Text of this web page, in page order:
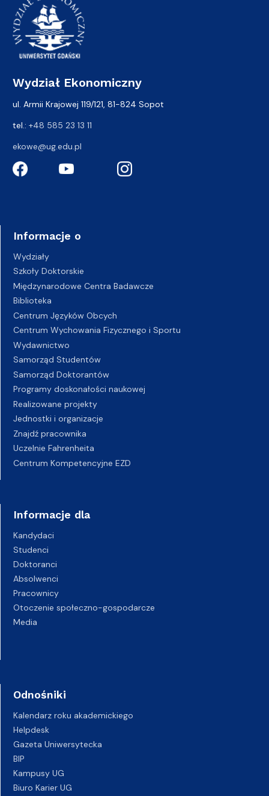
Wydział Ekonomiczny
ul. Armii Krajowej 119/121, 81-824 Sopot
tel.: +48 585 23 13 11
ekowe@ug.edu.pl
Informacje o
Wydziały
Szkoły Doktorskie
Międzynarodowe Centra Badawcze
Biblioteka
Centrum Języków Obcych
Centrum Wychowania Fizycznego i Sportu
Wydawnictwo
Samorząd Studentów
Samorząd Doktorantów
Programy doskonałości naukowej
Realizowane projekty
Jednostki i organizacje
Znajdź pracownika
Uczelnie Fahrenheita
Centrum Kompetencyjne EZD
Informacje dla
Kandydaci
Studenci
Doktoranci
Absolwenci
Pracownicy
Otoczenie społeczno-gospodarcze
Media
Odnośniki
Kalendarz roku akademickiego
Helpdesk
Gazeta Uniwersytecka
BIP
Kampusy UG
Biuro Karier UG